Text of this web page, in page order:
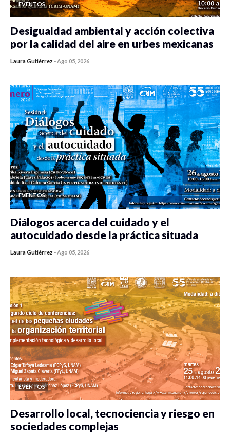
EVENTOS
Desigualdad ambiental y acción colectiva
por la calidad del aire en urbes mexicanas
Laura Gutiérrez -Ago 05, 2026
EVENTOS
Diálogos acerca del cuidado y el
autocuidado desde la práctica situada
Laura Gutiérrez -Ago 05, 2026
EVENTOS
Desarrollo local, tecnociencia y riesgo en
sociedades complejas